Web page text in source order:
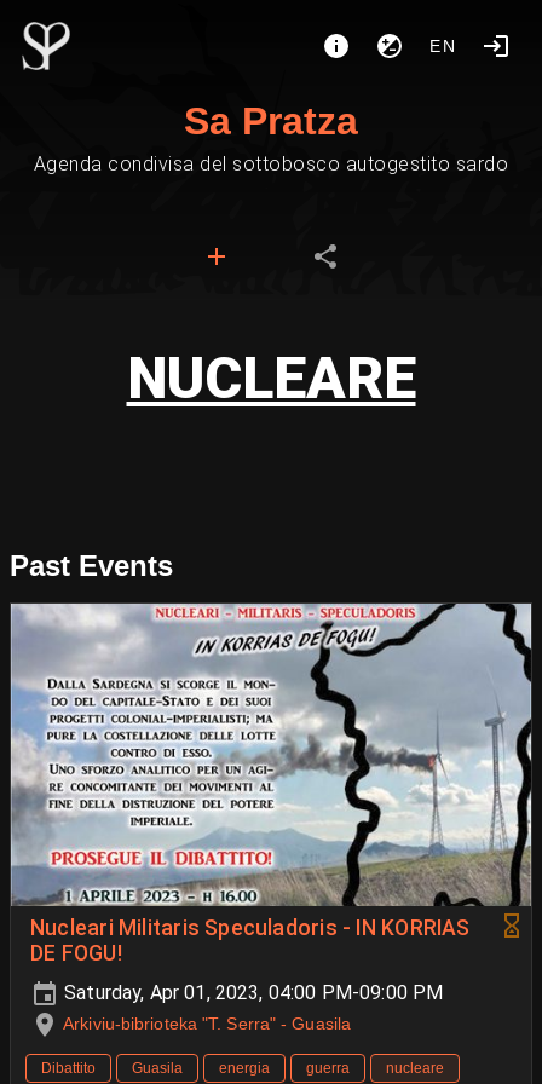
EN
Sa Pratza
Agenda condivisa del sottobosco autogestito sardo
NUCLEARE
Past Events
Nucleari Militaris Speculadoris - IN KORRIAS
DE FOGU!
Saturday, Apr 01, 2023, 04:00 PM-09:00 PM
Arkiviu-bibrioteka "T. Serra" - Guasila
Dibattito Guasila energia guerra nucleare